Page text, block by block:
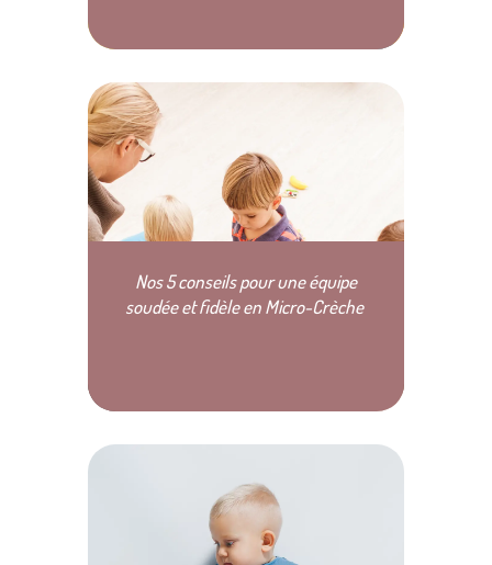
Nos 5 conseils pour une équipe
soudée et fidèle en Micro-Crèche